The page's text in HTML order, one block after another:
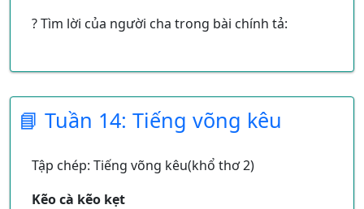
? Tìm lời của người cha trong bài chính tả:
câu nào
📘 Tuần 14: Tiếng võng kêu
Tập chép: Tiếng võng kêu(khổ thơ 2)
Kẽo cà kẽo kẹt